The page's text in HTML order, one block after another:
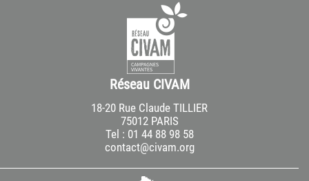
Réseau CIVAM
18-20 Rue Claude TILLIER
75012 PARIS
Tel : 01 44 88 98 58
contact@civam.org